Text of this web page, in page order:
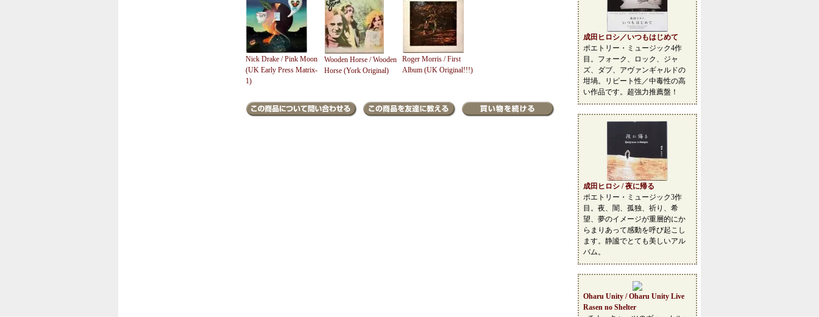
成田ヒロシ／いつもはじめて
ポエトリー・ミュージック4作
目。フォーク、ロック、ジャ
ズ、ダブ、アヴァンギャルドの
坩堝。リピート性／中毒性の高
い作品です。超強力推薦盤！
成田ヒロシ / 夜に帰る
ポエトリー・ミュージック3作
目。夜、闇、孤独、祈り、希
望、夢のイメージが重層的にか
らまりあって感動を呼び起こし
ます。静謐でとても美しいアル
バム。
Oharu Unity / Oharu Unity Live
Rasen no Shelter
Nick Drake / Pink Moon
(UK Early Press Matrix-
1)
Wooden Horse / Wooden
Horse (York Original)
Roger Morris / First
Album (UK Original!!!)